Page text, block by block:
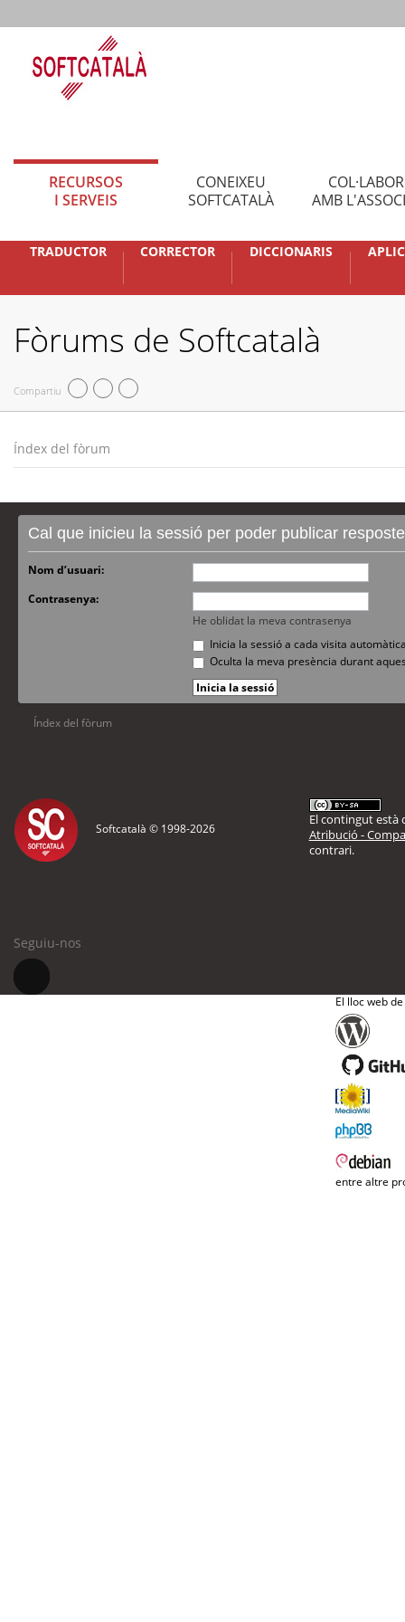
RECURSOS
I SERVEIS
CONEIXEU
SOFTCATALÀ
AMB
TRADUCTOR CORRECTOR DICCIONARIS
Fòrums de Softcatalà
Compartiu
Índex del fòrum
Cal que inicieu la sessió per poder publicar
Nom d’usuari:
Contrasenya:
He oblidat la meva contrasenya
Inicia la sessió a cada visita
Oculta la meva presència durant
Índex del fòrum
Softcatalà © 1998-2026
El contingut està
Atribució -
contrari.
Seguiu-nos
El lloc web
entre altre